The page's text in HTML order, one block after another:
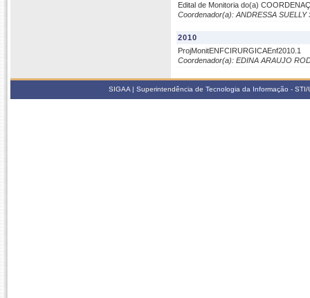
Edital de Monitoria do(a)
Coordenador(a): ANDRESSA
2010
ProjMonitENFCIRURGICAEnf2010.1
Coordenador(a): EDINA ARAUJO
SIGAA | Superintendência de Tecnologia da Informação -